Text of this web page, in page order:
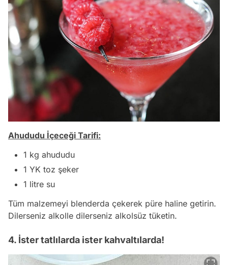
Ahududu İçeceği Tarifi:
1 kg ahududu
1 YK toz şeker
1 litre su
Tüm malzemeyi blenderda çekerek püre haline getirin.
Dilerseniz alkolle dilerseniz alkolsüz tüketin.
4. İster tatlılarda ister kahvaltılarda!